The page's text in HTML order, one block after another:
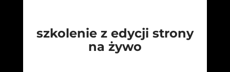
szkolenie z edycji strony
na żywo